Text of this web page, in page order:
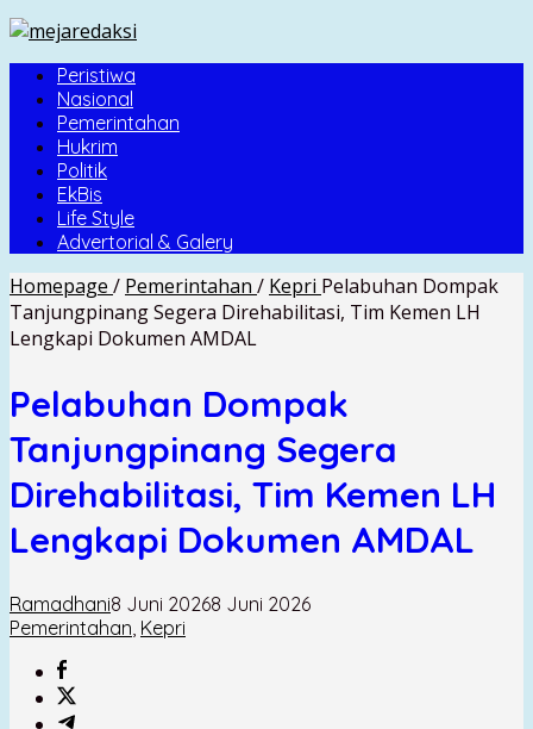
Peristiwa
Nasional
Pemerintahan
Hukrim
Politik
EkBis
Life Style
Advertorial & Galery
Homepage / Pemerintahan / Kepri Pelabuhan Dompak
Tanjungpinang Segera Direhabilitasi, Tim Kemen LH
Lengkapi Dokumen AMDAL
Pelabuhan Dompak
Tanjungpinang Segera
Direhabilitasi, Tim Kemen LH
Lengkapi Dokumen AMDAL
Ramadhani8 Juni 20268 Juni 2026
Pemerintahan Kepri